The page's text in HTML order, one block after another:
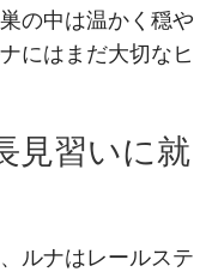
の中は温かく穏や
にはまだ大切なヒ
見習いに就
ルナはレールステ